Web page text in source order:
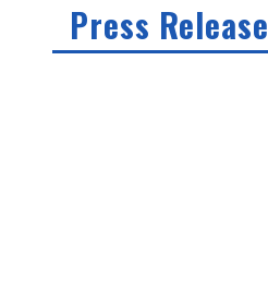
Press Release